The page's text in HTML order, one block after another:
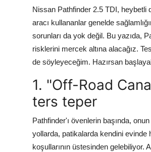
Nissan Pathfinder 2.5 TDI,
aracı kullananlar genelde
sorunları da yok değil. Bu yazıda,
risklerini mercek altına alacağız.
de söyleyeceğim. Hazırsan
1. "Off-Road
ters teper
Pathfinder'ı övenlerin başında,
yollarda, patikalarda kendini
koşullarının üstesinden